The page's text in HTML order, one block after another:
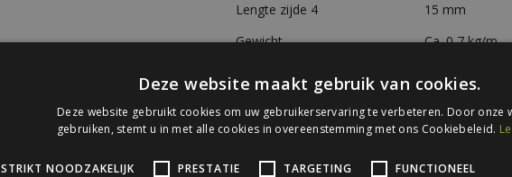
Lengte zijde 4
15 mm
Gewicht
Ca. 0,7 kg/m
Structuur
Glad
Coating A-zijde
Siliconen
Coating B-zijde
Beschermlak
Deze website maakt gebruik van cookies.
Deze website gebruikt cookies om uw gebruikerservaring te verbeteren. Door onze
gebruiken, stemt u in met alle cookies in overeenstemming met ons Cookiebeleid.
STRIKT NOODZAKELIJK PRESTATIE TARGETING FUNCTIONEEL